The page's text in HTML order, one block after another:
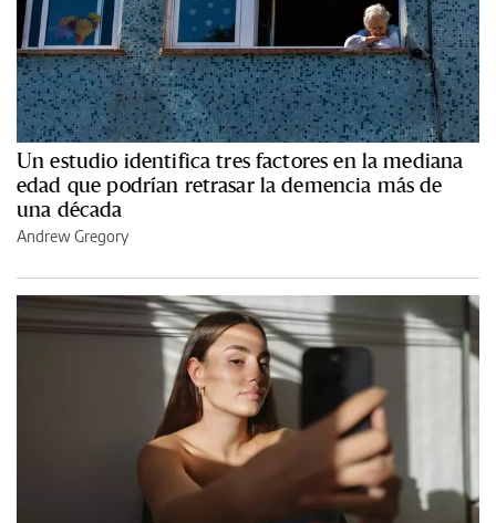
Un estudio identifica tres factores en la mediana
edad que podrían retrasar la demencia más de
una década
Andrew Gregory